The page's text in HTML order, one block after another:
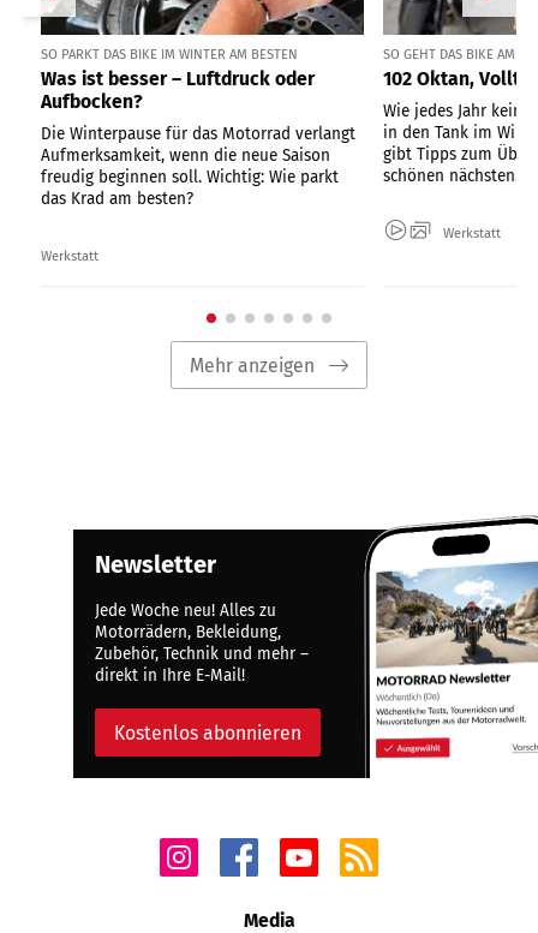
SO PARKT DAS BIKE IM WINTER AM BESTEN
Was ist besser – Luftdruck oder
Aufbocken?
Die Winterpause für das Motorrad verlangt
Aufmerksamkeit, wenn die neue Saison
freudig beginnen soll. Wichtig: Wie parkt
das Krad am besten?
Werkstatt
SO GEHT DAS BIKE AM
102 Oktan,
Wie jedes Jahr
in den Tank im
gibt Tipps zum
schönen nächsten...
Werkstatt
Mehr anzeigen
Newsletter
Jede Woche neu! Alles zu
Motorrädern, Bekleidung,
Zubehör, Technik und mehr –
direkt in Ihre E-Mail!
Kostenlos abonnieren
Media